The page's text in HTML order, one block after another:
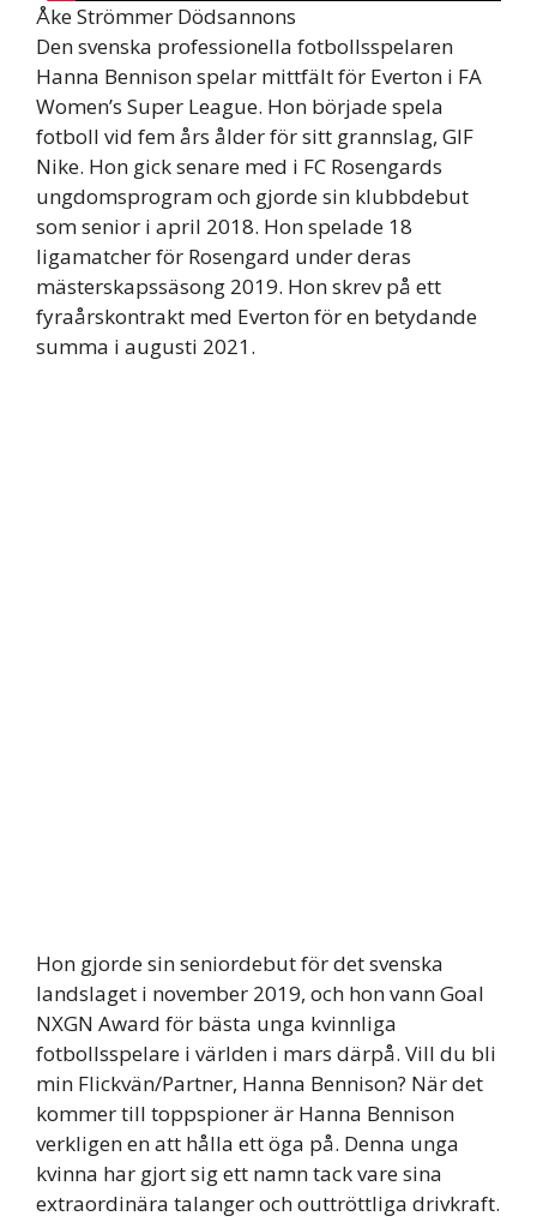
Åke Strömmer Dödsannons
Den svenska professionella fotbollsspelaren
Hanna Bennison spelar mittfält för Everton i FA
Women’s Super League. Hon började spela
fotboll vid fem års ålder för sitt grannslag, GIF
Nike. Hon gick senare med i FC Rosengards
ungdomsprogram och gjorde sin klubbdebut
som senior i april 2018. Hon spelade 18
ligamatcher för Rosengard under deras
mästerskapssäsong 2019. Hon skrev på ett
fyraårskontrakt med Everton för en betydande
summa i augusti 2021.
Hon gjorde sin seniordebut för det svenska
landslaget i november 2019, och hon vann Goal
NXGN Award för bästa unga kvinnliga
fotbollsspelare i världen i mars därpå. Vill du bli
min Flickvän/Partner, Hanna Bennison? När det
kommer till toppspioner är Hanna Bennison
verkligen en att hålla ett öga på. Denna unga
kvinna har gjort sig ett namn tack vare sina
extraordinära talanger och outtröttliga drivkraft.